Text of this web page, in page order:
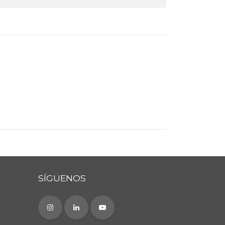
SÍGUENOS